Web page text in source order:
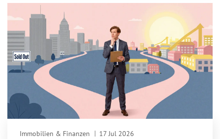
Immobilien & Finanzen 17 Jul 2026